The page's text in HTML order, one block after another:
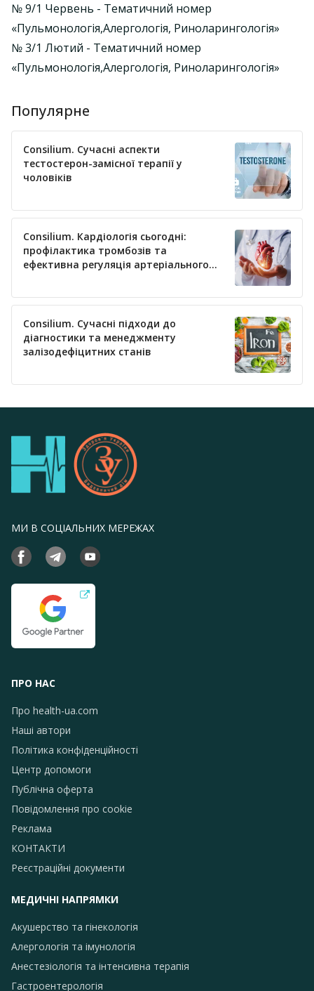
№ 9/1 Червень - Тематичний номер
«Пульмонологія,Алергологія, Риноларингологія»
№ 3/1 Лютий - Тематичний номер
«Пульмонологія,Алергологія, Риноларингологія»
Популярне
Consilium. Сучасні аспекти
тестостерон-замісної терапії у
чоловіків
Consilium. Кардіологія сьогодні:
профілактика тромбозів та
ефективна регуляція артеріального
Consilium. Сучасні підходи до
діагностики та менеджменту
залізодефіцитних станів
МИ В СОЦІАЛЬНИХ МЕРЕЖАХ
ПРО НАС
Про health-ua.com
Наші автори
Політика конфіденційності
Центр допомоги
Публічна оферта
Повідомлення про сookie
Реклама
КОНТАКТИ
Реєстраційні документи
МЕДИЧНІ НАПРЯМКИ
Акушерство та гінекологія
Алергологія та імунологія
Анестезіологія та інтенсивна терапія
Гастроентерологія